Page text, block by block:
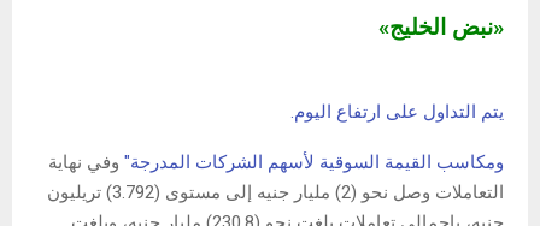
«نبض الخليج»
يتم التداول على ارتفاع اليوم.
ومكاسب القيمة السوقية لأسهم الشركات المدرجة" وفي نهاية
التعاملات وصل نحو (2) مليار جنيه إلى مستوى (3.792) تريليون